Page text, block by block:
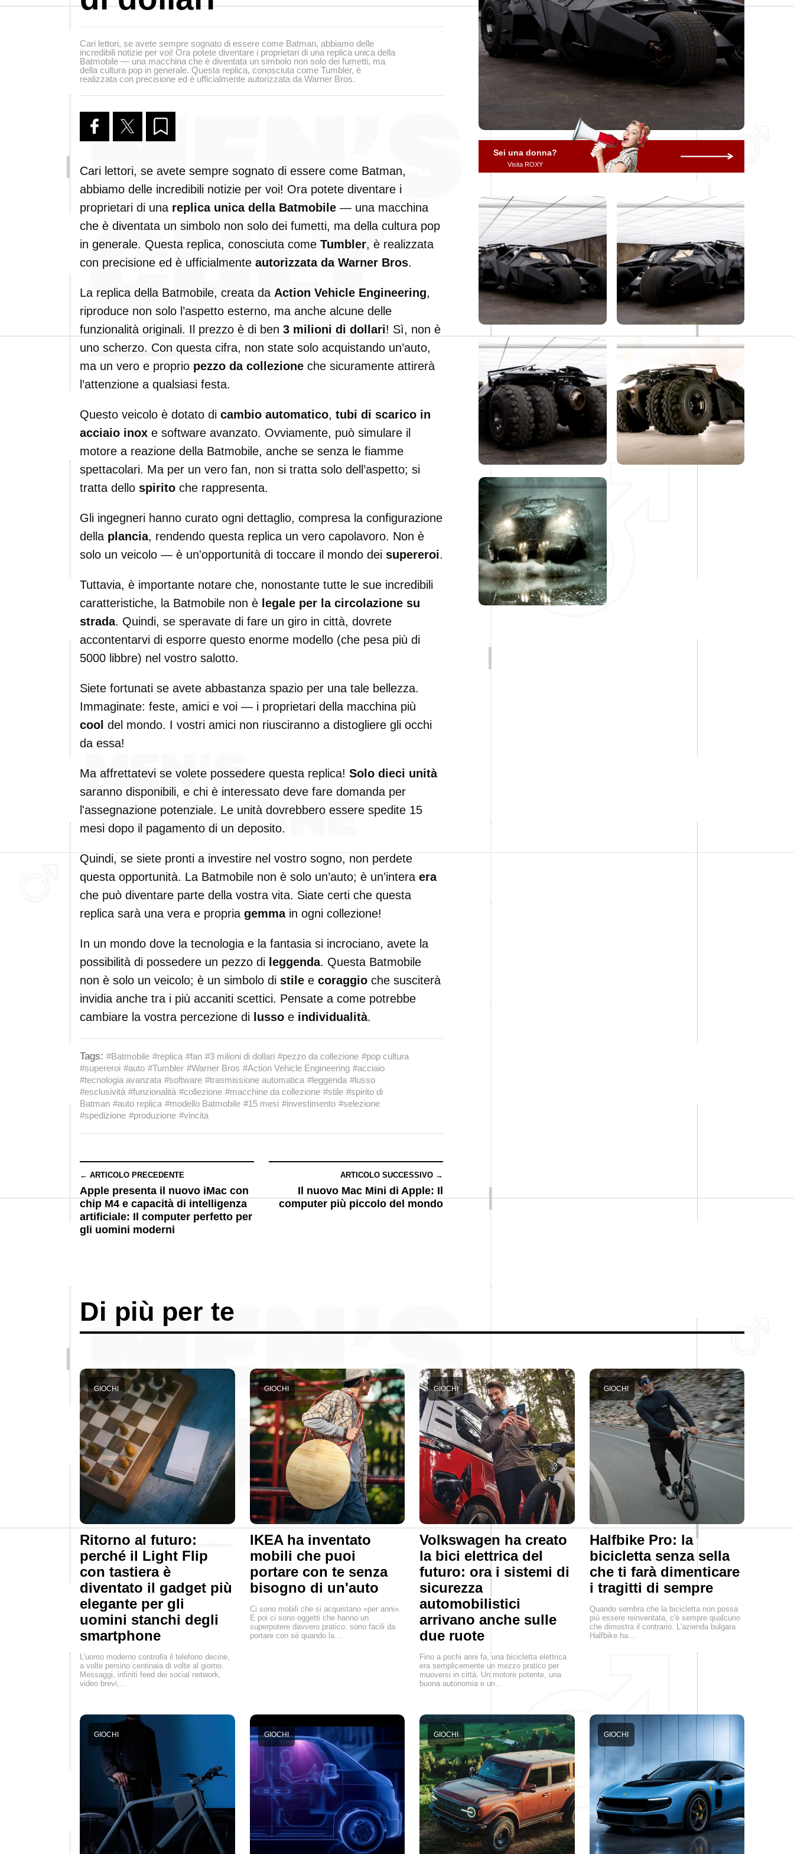
Cari lettori, se avete sempre sognato di essere come Batman, abbiamo delle
incredibili notizie per voi! Ora potete diventare i proprietari di una replica unica della
Batmobile — una macchina che è diventata un simbolo non solo dei fumetti, ma
della cultura pop in generale. Questa replica, conosciuta come Tumbler, è
realizzata con precisione ed è ufficialmente autorizzata da Warner Bros.
Cari lettori, se avete sempre sognato di essere come Batman,
abbiamo delle incredibili notizie per voi! Ora potete diventare i
proprietari di una replica unica della Batmobile — una macchina
che è diventata un simbolo non solo dei fumetti, ma della cultura pop
in generale. Questa replica, conosciuta come Tumbler, è realizzata
con precisione ed è ufficialmente autorizzata da Warner Bros.
La replica della Batmobile, creata da Action Vehicle Engineering,
riproduce non solo l’aspetto esterno, ma anche alcune delle
funzionalità originali. Il prezzo è di ben 3 milioni di dollari! Sì, non è
uno scherzo. Con questa cifra, non state solo acquistando un’auto,
ma un vero e proprio pezzo da collezione che sicuramente attirerà
l’attenzione a qualsiasi festa.
Questo veicolo è dotato di cambio automatico, tubi di scarico in
acciaio inox e software avanzato. Ovviamente, può simulare il
motore a reazione della Batmobile, anche se senza le fiamme
spettacolari. Ma per un vero fan, non si tratta solo dell’aspetto; si
tratta dello spirito che rappresenta.
Gli ingegneri hanno curato ogni dettaglio, compresa la configurazione
della plancia, rendendo questa replica un vero capolavoro. Non è
solo un veicolo — è un'opportunità di toccare il mondo dei supereroi.
Tuttavia, è importante notare che, nonostante tutte le sue incredibili
caratteristiche, la Batmobile non è legale per la circolazione su
strada. Quindi, se speravate di fare un giro in città, dovrete
accontentarvi di esporre questo enorme modello (che pesa più di
5000 libbre) nel vostro salotto.
Siete fortunati se avete abbastanza spazio per una tale bellezza.
Immaginate: feste, amici e voi — i proprietari della macchina più
cool del mondo. I vostri amici non riusciranno a distogliere gli occhi
da essa!
Ma affrettatevi se volete possedere questa replica! Solo dieci unità
saranno disponibili, e chi è interessato deve fare domanda per
l'assegnazione potenziale. Le unità dovrebbero essere spedite 15
mesi dopo il pagamento di un deposito.
Quindi, se siete pronti a investire nel vostro sogno, non perdete
questa opportunità. La Batmobile non è solo un’auto; è un’intera era
che può diventare parte della vostra vita. Siate certi che questa
replica sarà una vera e propria gemmain ogni collezione!
In un mondo dove la tecnologia e la fantasia si incrociano, avete la
possibilità di possedere un pezzo di leggenda. Questa Batmobile
non è solo un veicolo; è un simbolo di stile e coraggio che susciterà
invidia anche tra i più accaniti scettici. Pensate a come potrebbe
cambiare la vostra percezione di
lusso e individualità.
Tags: #Batmobile #replica #fan #3 milioni di dollari #pezzo da collezione #pop cultura
#supereroi #auto #Tumbler #Warner Bros #Action Vehicle Engineering #acciaio
#tecnologia avanzata #software #trasmissione automatica #leggenda #lusso
#esclusività #funzionalità #collezione #macchine da collezione #stile #spirito di
Batman #auto replica #modello Batmobile #15 mesi #investimento #selezione
#spedizione #produzione #vincita
← ARTICOLO PRECEDENTE
Apple presenta il nuovo iMac con
chip M4 e capacità di intelligenza
artificiale: Il computer perfetto per
gli uomini moderni
ARTICOLO SUCCESSIVO →
Il nuovo Mac Mini di Apple: Il
computer più piccolo del mondo
Sei una donna?
Visita ROXY
Di più per te
Ritorno al futuro:
perché il Light Flip
con tastiera è
diventato il gadget più
elegante per gli
uomini stanchi degli
smartphone
GIOCHI
L'uomo moderno controlla il telefono decine,
a volte persino centinaia di volte al giorno.
Messaggi, infiniti feed dei social network,
video brevi,…
IKEA ha inventato
mobili che puoi
portare con te senza
bisogno di un'auto
GIOCHI
Ci sono mobili che si acquistano «per anni».
E poi ci sono oggetti che hanno un
superpotere davvero pratico: sono facili da
portare con sé quando la…
Volkswagen ha creato
la bici elettrica del
futuro: ora i sistemi di
sicurezza
automobilistici
arrivano anche sulle
due ruote
GIOCHI
Fino a pochi anni fa, una bicicletta elettrica
era semplicemente un mezzo pratico per
muoversi in città. Un motore potente, una
buona autonomia e un…
Halfbike Pro: la
bicicletta senza sella
che ti farà dimenticare
i tragitti di sempre
GIOCHI
Quando sembra che la bicicletta non possa
più essere reinventata, c'è sempre qualcuno
che dimostra il contrario. L'azienda bulgara
Halfbike ha…
GIOCHI GIOCHI GIOCHI GIOCHI